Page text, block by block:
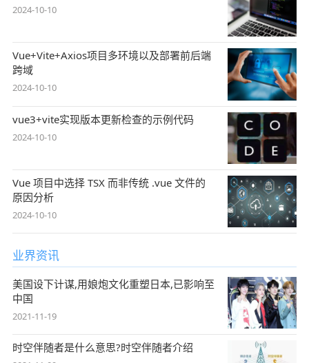
2024-10-10
Vue+Vite+Axios项目多环境以及部署前后端
跨域
2024-10-10
vue3+vite实现版本更新检查的示例代码
2024-10-10
Vue 项目中选择 TSX 而非传统 .vue 文件的
原因分析
2024-10-10
业界资讯
美国设下计谋,用娘炮文化重塑日本,已影响至
中国
2021-11-19
时空伴随者是什么意思?时空伴随者介绍